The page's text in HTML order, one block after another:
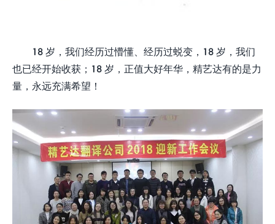
18 岁，我们经历过懵懂、经历过蜕变，18 岁，我们
也已经开始收获；18 岁，正值大好年华，精艺达有的是力
量，永远充满希望！